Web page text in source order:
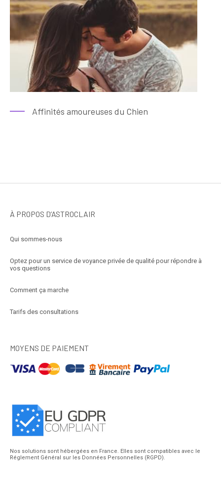
Affinités amoureuses du Chien
À PROPOS D’ASTROCLAIR
Qui sommes-nous
Optez pour un service de voyance privée de qualité pour répondre à
vos questions
Comment ça marche
Tarifs des consultations
MOYENS DE PAIEMENT
Nos solutions sont hébergées en France. Elles sont compatibles avec le
Réglement Général sur les Données Personnelles (RGPD).